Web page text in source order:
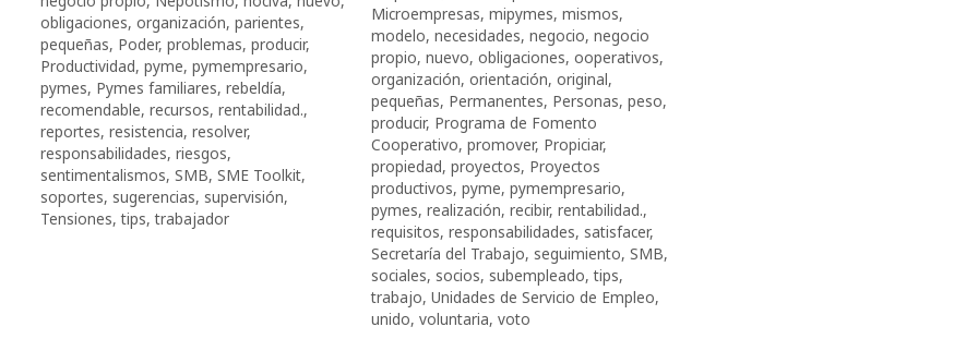
obligaciones, organización, parientes,
pequeñas, Poder, problemas, producir,
Productividad, pyme, pymempresario,
pymes, Pymes familiares, rebeldía,
recomendable, recursos, rentabilidad.,
reportes, resistencia, resolver,
responsabilidades, riesgos,
sentimentalismos, SMB, SME Toolkit,
soportes, sugerencias, supervisión,
Tensiones,tips,trabajador
Microempresas, mipymes, mismos,
modelo, necesidades, negocio, negocio
propio, nuevo, obligaciones, ooperativos,
organización, orientación, original,
pequeñas, Permanentes, Personas, peso,
producir, Programa de Fomento
Cooperativo, promover, Propiciar,
propiedad, proyectos, Proyectos
productivos, pyme, pymempresario,
pymes, realización, recibir, rentabilidad.,
requisitos, responsabilidades, satisfacer,
Secretaría del Trabajo, seguimiento, SMB,
sociales, socios, subempleado,tips,
trabajo, Unidades de Servicio de Empleo,
unido, voluntaria, voto